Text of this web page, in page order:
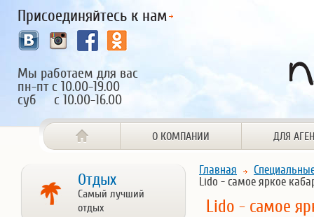
Присоединяйтесь к нам
Мы работаем для вас
пн-пт с 10.00-19.00
суб с 10.00-16.00
О КОМПАНИИ ДЛЯ
Отдых
Самый лучший
отдых
Главная
Lido - самое яркое
Lido - самое